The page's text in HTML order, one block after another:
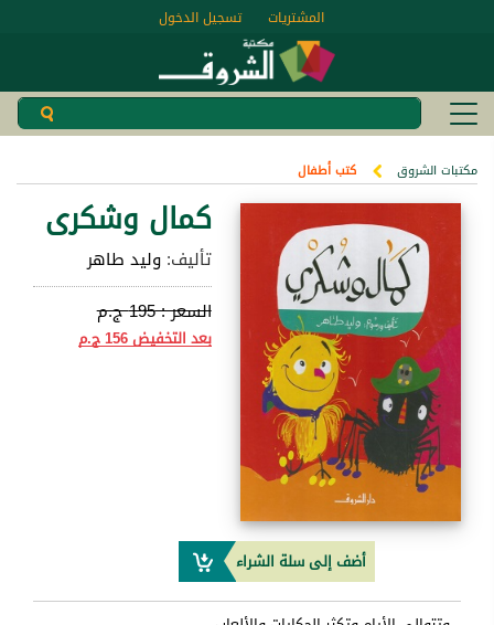
تسجيل الدخول المشتريات
مكتبات الشروق كتب أطفال
كمال وشكرى
تأليف:وليد طاهر
السعر :195 ج.م
بعد التخفيض156 ج.م
أضف إلى سلة الشراء